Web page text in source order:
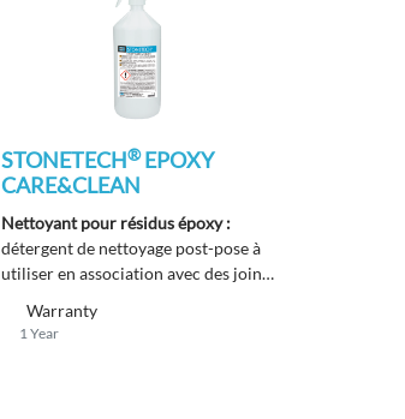
STONETECH®EPOXY
CARE&CLEAN
Nettoyant pour résidus époxy :
détergent de nettoyage post-pose à
utiliser en association avec des joints
Warranty
1 Year